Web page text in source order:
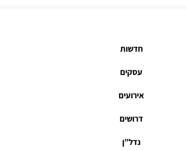
חדשות
עסקים
אירועים
דרושים
נדל”ן